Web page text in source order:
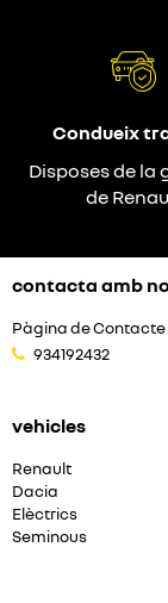
Condueix
Disposes de la
de
contacta amb
Pàgina de Contacte
934192432
vehicles
Renault
Dacia
Elèctrics
Seminous